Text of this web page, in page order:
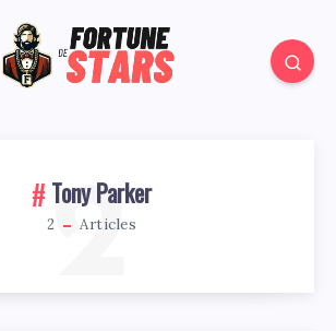
Tony Parker
2 Articles
2